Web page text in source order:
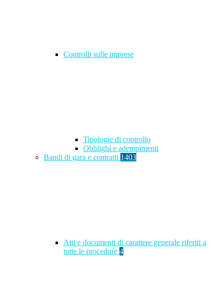
Controlli sulle imprese
Tipologie di controllo
Obblighi e adempimenti
Bandi di gara e contratti 1403
Atti e documenti di carattere generale riferiti a
tutte le procedure 4